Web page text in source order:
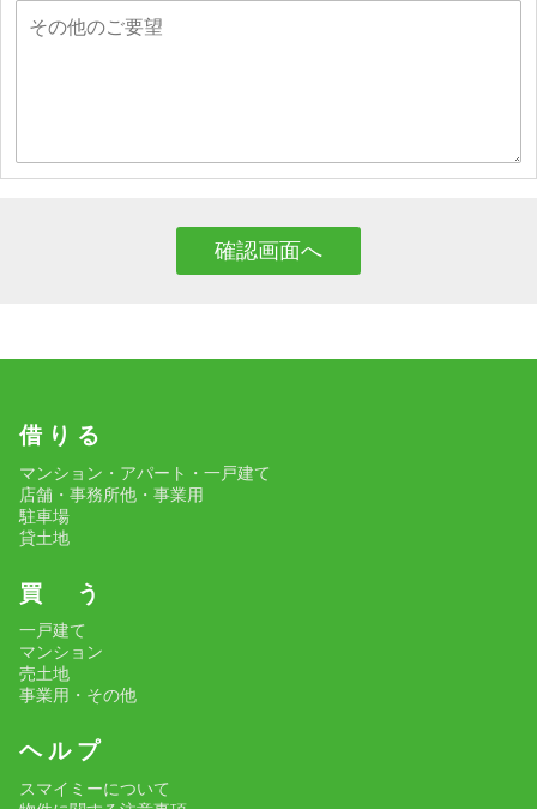
借 り る
マンション・アパート・一戸建て
店舗・事務所他・事業用
駐車場
貸土地
買 う
一戸建て
マンション
売土地
事業用・その他
ヘ ル プ
スマイミーについて